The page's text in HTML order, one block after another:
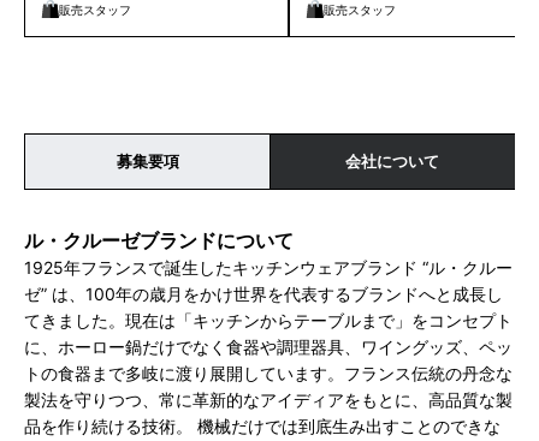
販売スタッフ
販売スタッフ
募集要項 会社について
ル・クルーゼブランドについて
1925年フランスで誕生したキッチンウェアブランド “ル・クルー
ゼ” は、100年の歳月をかけ世界を代表するブランドへと成長し
てきました。現在は「キッチンからテーブルまで」をコンセプト
に、ホーロー鍋だけでなく食器や調理器具、ワイングッズ、ペッ
トの食器まで多岐に渡り展開しています。フランス伝統の丹念な
製法を守りつつ、常に革新的なアイディアをもとに、高品質な製
品を作り続ける技術。 機械だけでは到底生み出すことのできな